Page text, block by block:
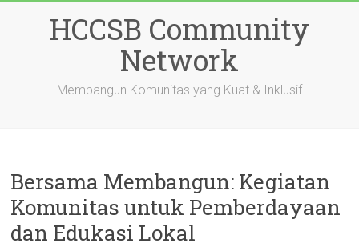
HCCSB Community
Network
Membangun Komunitas yang Kuat & Inklusif
Bersama Membangun: Kegiatan
Komunitas untuk Pemberdayaan
dan Edukasi Lokal